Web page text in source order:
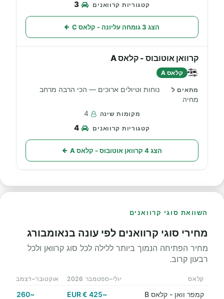
3
הצג 3 גומחה עליונה - קלאס C
קרוואן אוטובוס - קלאס A
קלאס A
נוחות וטיולים ארוכים — הכי הרבה מרחב
מחיה
4
4
הצג 4 קרוואן אוטובוס - קלאס A
השוואת סוגי קרוואנים
מחירי סוגי קרוואנים לפי עונה בנאומבורג
מחיר הפתיחה הנמוך ביותר ללילה לכל סוג קרוואן ולכל
רבעון קרוב.
קלאס יולי–ספטמבר 2026 אוקטובר–דצמבר 2026
קמפר וואן - קלאס B ~425 € EUR
~260 € EUR